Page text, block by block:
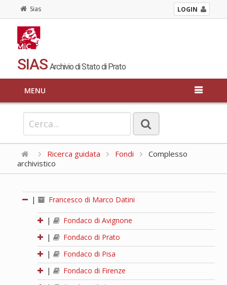
Sias LOGIN
SIAS Archivio di Stato di Prato
MENU
Ricerca guidata Fondi
Complesso
archivistico
| Francesco di Marco Datini
|
Fondaco di Avignone
|
Fondaco di Prato
|
Fondaco di Pisa
|
Fondaco di Firenze